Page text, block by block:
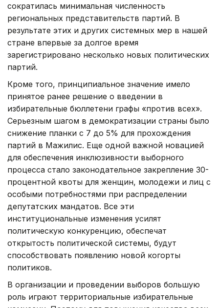
сократилась минимальная численность
региональных представительств партий. В
результате этих и других системных мер в нашей
стране впервые за долгое время
зарегистрировано несколько новых политических
партий.
Кроме того, принципиальное значение имело
принятое ранее решение о введении в
избирательные бюллетени графы «против всех».
Серьезным шагом в демократизации страны было
снижение планки с 7 до 5% для прохождения
партий в Мажилис. Еще одной важной новацией
для обеспечения инклюзивности выборного
процесса стало законодательное закрепление 30-
процентной квоты для женщин, молодежи и лиц с
особыми потребностями при распределении
депутатских мандатов. Все эти
институциональные изменения усилят
политическую конкуренцию, обеспечат
открытость политической системы, будут
способствовать появлению новой когорты
политиков.
В организации и проведении выборов большую
роль играют территориальные избирательные